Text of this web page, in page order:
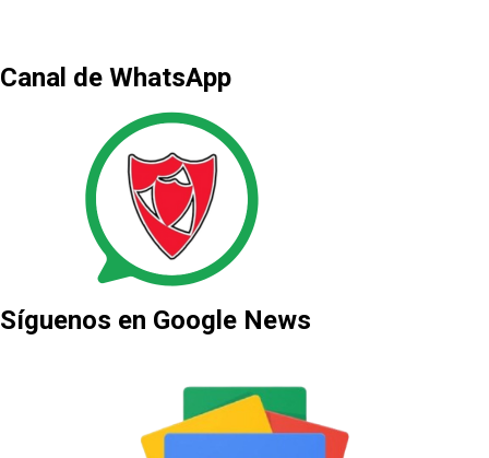
Canal de WhatsApp
Síguenos en Google News